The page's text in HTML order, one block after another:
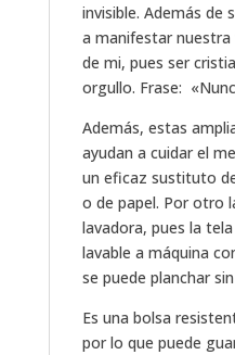
invisible. Además de
a manifestar
de mi, pues ser
orgullo. Frase:
Además, estas
ayudan a cuidar el
un eficaz sustituto
o de papel. Por otro
lavadora, pues la
lavable a máquina
se puede planchar
Es una bolsa
por lo que puede